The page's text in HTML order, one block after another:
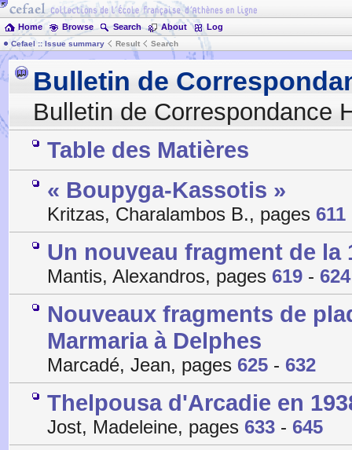
Home Browse Search About Log
Cefael :: Issue summary Result Search
Bulletin de
Bulletin de Correspondance
Table des Matières
« Boupyga-Kassotis »
Kritzas, Charalambos B., pages 611
Un nouveau fragment de la
Mantis, Alexandros, pages 619 - 624
Nouveaux fragments de
Marmaria à Delphes
Marcadé, Jean, pages 625 - 632
Thelpousa d'Arcadie en
Jost, Madeleine, pages 633 - 645